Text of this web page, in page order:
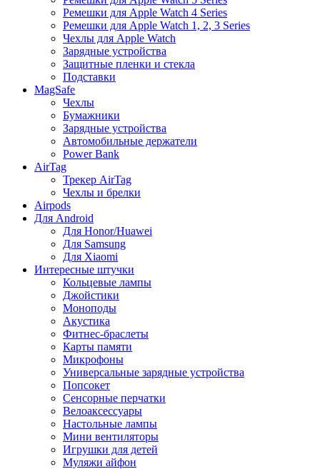
Ремешки для Apple Watch 4 Series
Ремешки для Apple Watch 1, 2, 3 Series
Чехлы для Apple Watch
Зарядные устройства
Защитные пленки и стекла
Подставки
MagSafe
Чехлы
Бумажники
Зарядные устройства
Автомобильные держатели
Power Bank
AirTag
Трекер AirTag
Чехлы и брелки
Airpods
Для Android
Для Honor/Huawei
Для Samsung
Для Xiaomi
Интересные штучки
Кольцевые лампы
Джойстики
Моноподы
Акустика
Фитнес-браслеты
Карты памяти
Микрофоны
Универсальные зарядные устройства
Попсокет
Сенсорные перчатки
Велоаксессуары
Настольные лампы
Мини вентиляторы
Игрушки для детей
Муляжи айфон